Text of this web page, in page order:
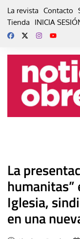
La revista Contacto
Tienda
INICIA
La
humanitas”
Iglesia,
en una